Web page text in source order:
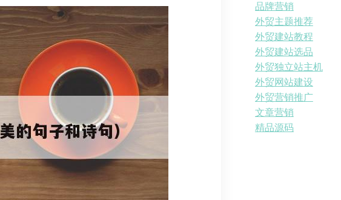
品牌营销
外贸主题推荐
外贸建站教程
外贸建站选品
外贸独立站主机
外贸网站建设
外贸营销推广
文章营销
精品源码